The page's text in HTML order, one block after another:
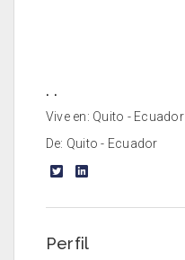
. .
Vive en: Quito - Ecuador
De: Quito - Ecuador
Perfil